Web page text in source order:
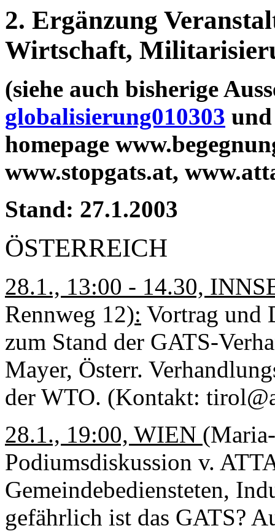
2. Ergänzung
Wirtschaft,
(siehe auch bisherige
globalisierung010303
homepage
www.stopgats.at,
Stand: 27.1.2003
ÖSTERREICH
28.1., 13:00 - 14.30,
Rennweg 12): Vortrag und
zum Stand der GATS-
Mayer, Österr.
der WTO. (Kontakt:
28.1., 19:00, WIEN (
Podiumsdiskussion v.
Gemeindebediensteten,
gefährlich ist das GATS?